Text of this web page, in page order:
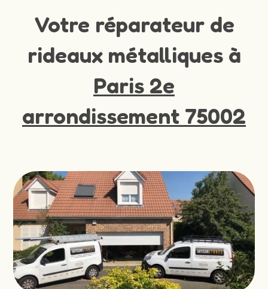
Votre réparateur de
rideaux métalliques à
Paris 2e
arrondissement 75002